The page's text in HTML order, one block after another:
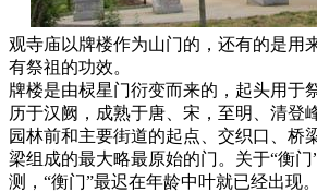
观寺庙以牌楼作为山门的，还有的是用
有祭祖的功效。
牌楼是由棂星门衍变而来的，起头用于
历于汉阙，成熟于唐、宋，至明、清登
园林前和主要街道的起点、交织口、桥
梁组成的最大略最原始的门。关于“衡
测，“衡门”最迟在年龄中叶就已经出现